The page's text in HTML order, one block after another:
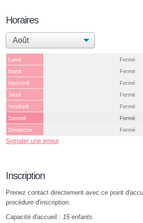
Horaires
Lundi
Fermé
Mardi
Fermé
Mercredi
Fermé
Jeudi
Fermé
Vendredi
Fermé
Samedi
Fermé
Dimanche
Fermé
Signaler une erreur
Inscription
Prenez contact directement avec ce point
procédure d'inscription.
Capacité d'accueil : 15 enfants.